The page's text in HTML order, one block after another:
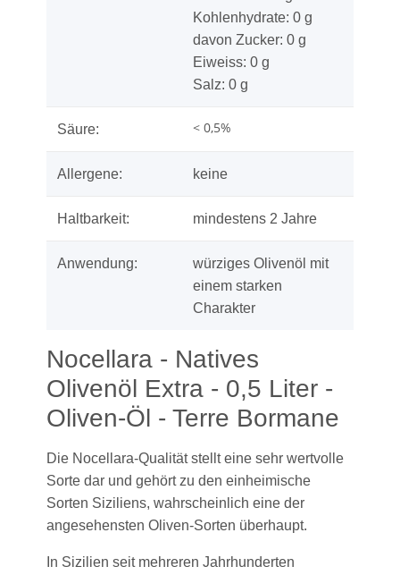
Kohlenhydrate: 0 g
davon Zucker: 0 g
Eiweiss: 0 g
Salz: 0 g
Säure: < 0,5%
Allergene: keine
Haltbarkeit: mindestens 2 Jahre
Anwendung:
würziges Olivenöl mit
einem starken
Charakter
Nocellara - Natives
Olivenöl Extra - 0,5 Liter -
Oliven-Öl - Terre Bormane
Die Nocellara-Qualität stellt eine sehr wertvolle
Sorte dar und gehört zu den einheimische
Sorten Siziliens, wahrscheinlich eine der
angesehensten Oliven-Sorten überhaupt.
In Sizilien seit mehreren Jahrhunderten